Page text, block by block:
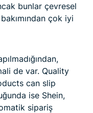
bunlar çevresel
çok iyi
de var. Quality
can slip
ise Shein,
sipariş